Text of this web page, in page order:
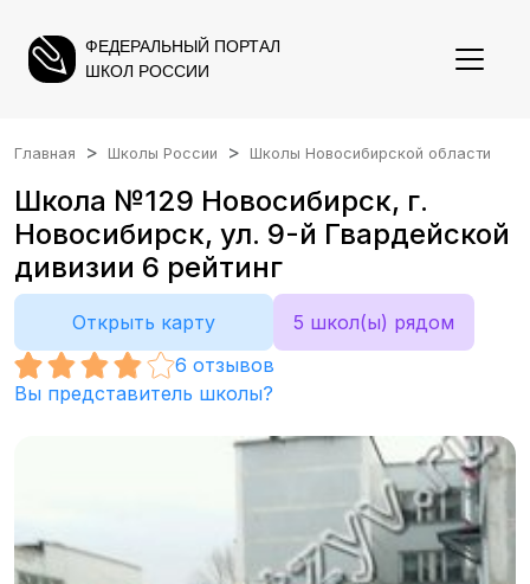
ФЕДЕРАЛЬНЫЙ ПОРТАЛ
ШКОЛ РОССИИ
Главная Школы России Школы Новосибирской области
Школа №129 Новосибирск, г.
Новосибирск, ул. 9-й Гвардейской
дивизии 6 рейтинг
Открыть карту
5 школ(ы) рядом
6 отзывов
Вы представитель школы?